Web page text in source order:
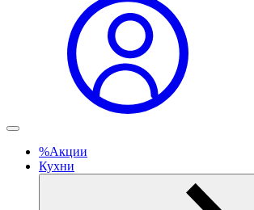
%Акции
Кухни